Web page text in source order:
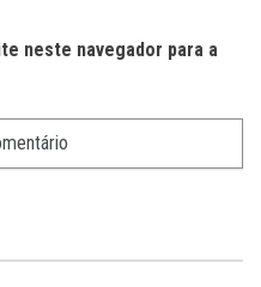
neste navegador para a